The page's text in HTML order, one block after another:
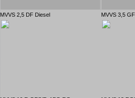
MVVS 2,5 DF Diesel MVVS 3,5